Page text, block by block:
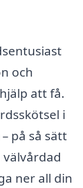
och
att få.
i
på så sätt
välvårdad
ner all din